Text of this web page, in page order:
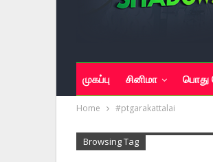
முகப்பு சினிமா பொது
Home #ptgarakattalai
Browsing Tag